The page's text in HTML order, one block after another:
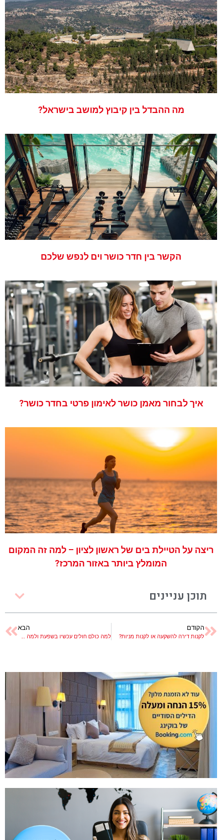
מה ההבדל בין קיבוץ למושב בישראל?
הקשר בין חדר כושר וים לנפש שלכם
איך לבחור מאמן כושר לאימון פרטי בחדר כושר?
ריצה על הטיילת בים של ראשון לציון – למה זה המקום
המומלץ ביותר באזור המרכז?
תוכן עניינים
הקודם
לקנות דירה להשקעה או לקנות מניות?
הבא
למה כולם חולים עכשיו בשפעת ולמה ההשפעה יותר קשה היום מבעבר?